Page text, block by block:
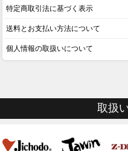
特定商取引法に基づく表示
送料とお支払い方法について
個人情報の取扱いについて
取扱